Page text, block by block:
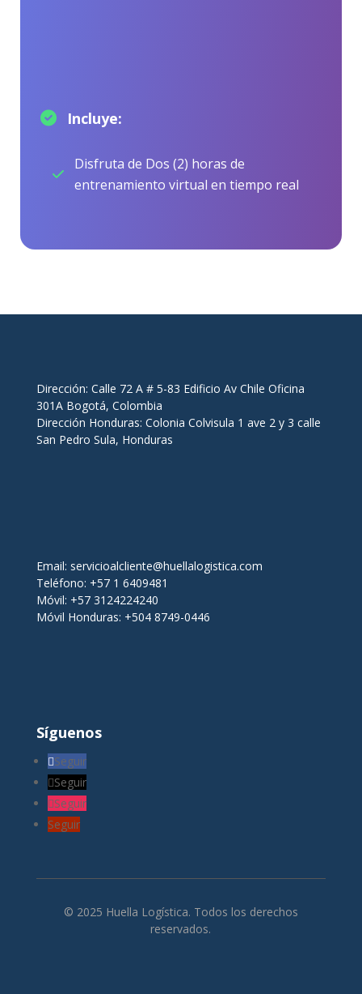
Incluye:
Disfruta de Dos (2) horas de
entrenamiento virtual en tiempo real
Dirección: Calle 72 A # 5-83 Edificio Av Chile Oficina
301A Bogotá, Colombia
Dirección Honduras: Colonia Colvisula 1 ave 2 y 3 calle
San Pedro Sula, Honduras
Email: servicioalcliente@huellalogistica.com
Teléfono: +57 1 6409481
Móvil: +57 3124224240
Móvil Honduras: +504 8749-0446
Síguenos
Seguir
Seguir
Seguir
Seguir
© 2025 Huella Logística. Todos los derechos
reservados.